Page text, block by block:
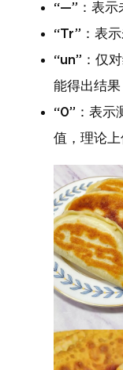
“—”：表示
“Tr”：表
“un”：仅
能得出结果
“0”：表示
值，理论上